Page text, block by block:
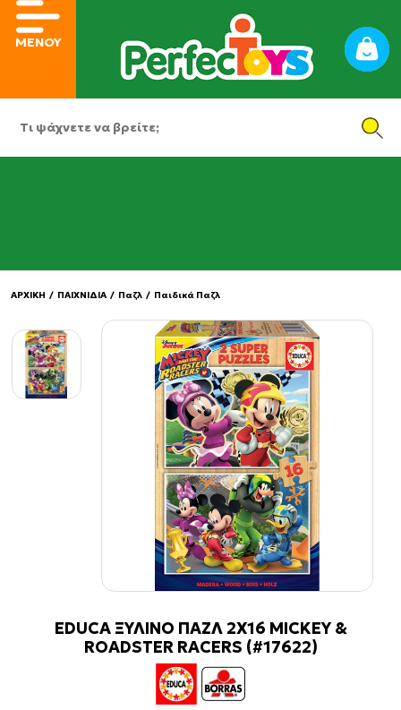
ΜΕΝΟΥ
ΑΡΧΙΚΗ / ΠΑΙΧΝΙΔΙΑ / Παζλ / Παιδικά Παζλ
EDUCA ΞΥΛΙΝΟ ΠΑΖΛ 2Χ16 MICKEY &
ROADSTER RACERS (#17622)